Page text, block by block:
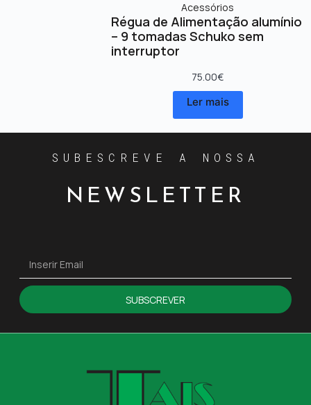
Acessórios
Régua de Alimentação alumínio
– 9 tomadas Schuko sem
interruptor
75.00€
Ler mais
SUBESCREVE A NOSSA
NEWSLETTER
SUBSCREVER